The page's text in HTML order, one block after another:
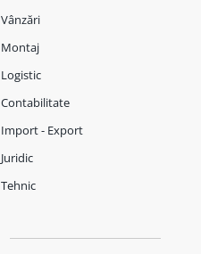
Vânzări
Montaj
Logistic
Contabilitate
Import - Export
Juridic
Tehnic